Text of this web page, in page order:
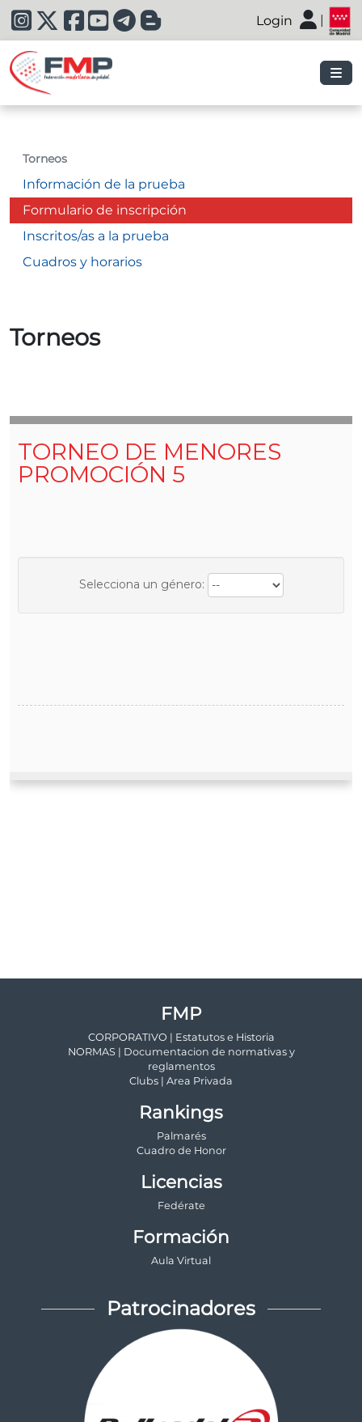
|
Login |
Torneos
Información de la prueba
Formulario de inscripción
Inscritos/as a la prueba
Cuadros y horarios
Torneos
FMP
CORPORATIVO | Estatutos e Historia
NORMAS | Documentacion de normativas y
reglamentos
Clubs | Area Privada
Rankings
Palmarés
Cuadro de Honor
Licencias
Fedérate
Formación
Aula Virtual
Patrocinadores